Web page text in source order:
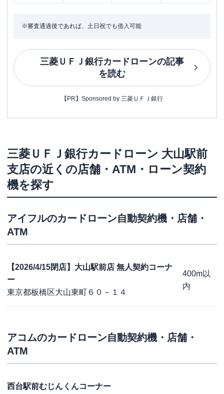
※審査通過後であれば、土日祝でも借入可能
三菱ＵＦＪ銀行カードローンの記事
を読む
【PR】Sponsored by 三菱ＵＦＪ銀行
三菱ＵＦＪ銀行カードローン 大山駅前
支店の近くの店舗・ATM・ローン契約
機を探す
アイフルのカードローン自動契約機・店舗・
ATM
【2026/4/15閉店】大山駅前店 無人契約コーナ
ー
東京都板橋区大山東町６０－１４
400m以
内
アコムのカードローン自動契約機・店舗・
ATM
西台駅前むじんくんコーナー